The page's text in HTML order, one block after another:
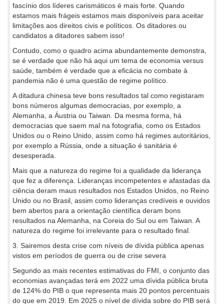
fascínio dos líderes carismáticos é mais forte. Quando
estamos mais frágeis estamos mais disponíveis para aceitar
limitações aos direitos civis e políticos. Os ditadores ou
candidatos a ditadores sabem isso!
Contudo, como o quadro acima abundantemente demonstra,
se é verdade que não há aqui um tema de economia versus
saúde, também é verdade que a eficácia no combate à
pandemia não é uma questão de regime político.
A ditadura chinesa teve bons resultados tal como registaram
bons números algumas democracias, por exemplo, a
Alemanha, a Áustria ou Taiwan. Da mesma forma, há
democracias que saem mal na fotografia, como os Estados
Unidos ou o Reino Unido, assim como há regimes autoritários,
por exemplo a Rússia, onde a situação é sanitária é
desesperada.
Mais que a natureza do regime foi a qualidade da liderança
que fez a diferença. Lideranças incompetentes e afastadas da
ciência deram maus resultados nos Estados Unidos, no Reino
Unido ou no Brasil, assim como lideranças credíveis e ouvidos
bem abertos para a orientação científica deram bons
resultados na Alemanha, na Coreia do Sul ou em Taiwan. A
natureza do regime foi irrelevante para o resultado final.
3. Sairemos desta crise com níveis de dívida pública apenas
vistos em períodos de guerra ou de crise severa
Segundo as mais recentes estimativas do FMI, o conjunto das
economias avançadas terá em 2022 uma dívida pública bruta
de 124% do PIB o que representa mais 20 pontos percentuais
do que em 2019. Em 2025 o nível de dívida sobre do PIB será